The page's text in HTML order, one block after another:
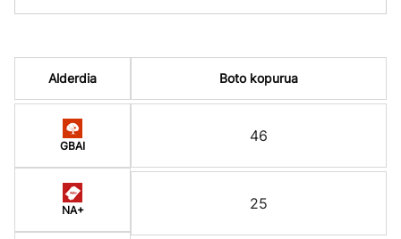
Alderdia
GBAI
NA+
Boto kopurua
46
25